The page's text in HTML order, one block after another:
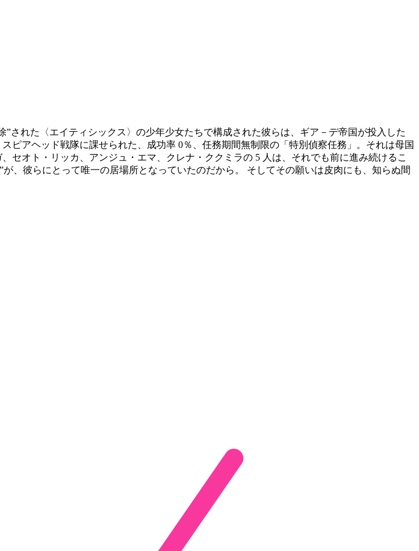
された〈エイティシックス〉の少年少女たちで構成された彼らは、ギア－デ帝国が投入した
アヘッド戦隊に課せられた、成功率 0％、任務期間無制限の「特別偵察任務」。それは母国
オト・リッカ、アンジュ・エマ、クレナ・ククミラの 5 人は、それでも前に進み続けるこ
、彼らにとって唯一の居場所となっていたのだから。 そしてその願いは皮肉にも、知らぬ間